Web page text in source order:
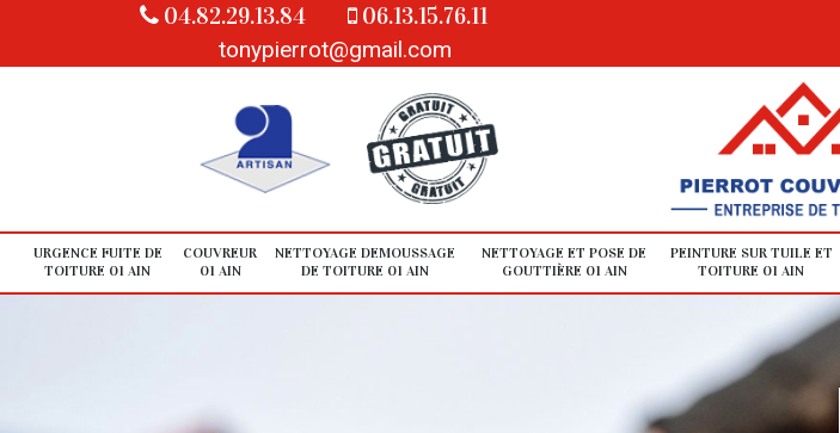
04.82.29.13.84
06.13.15.76.11
tonypierrot@gmail.com
URGENCE FUITE DE
TOITURE 01 AIN
COUVREUR
01 AIN
NETTOYAGE DEMOUSSAGE
DE TOITURE 01 AIN
NETTOYAGE ET POSE DE
GOUTTIÈRE 01 AIN
PEINTURE SUR TUILE ET
TOITURE 01 AIN